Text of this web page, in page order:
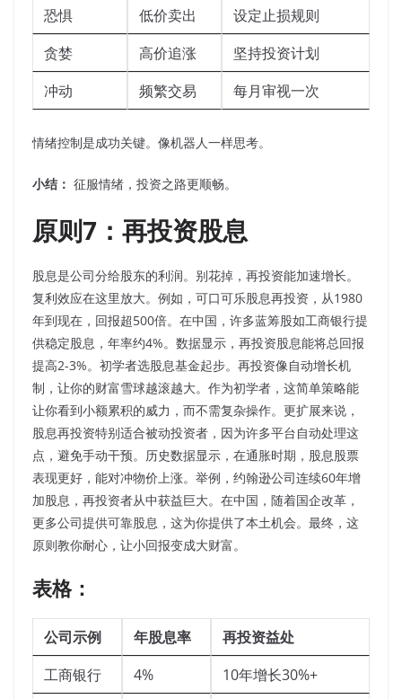
恐惧
低价卖出
设定止损规则
贪婪
高价追涨
坚持投资计划
冲动
频繁交易 每月审视一次
情绪控制是成功关键。像机器人一样思考。
小结： 征服情绪，投资之路更顺畅。
原则7：再投资股息
股息是公司分给股东的利润。别花掉，再投资能加速增长。
复利效应在这里放大。例如，可口可乐股息再投资，从1980
年到现在，回报超500倍。在中国，许多蓝筹股如工商银行提
供稳定股息，年率约4%。数据显示，再投资股息能将总回报
提高2-3%。初学者选股息基金起步。再投资像自动增长机
制，让你的财富雪球越滚越大。作为初学者，这简单策略能
让你看到小额累积的威力，而不需复杂操作。更扩展来说，
股息再投资特别适合被动投资者，因为许多平台自动处理这
点，避免手动干预。历史数据显示，在通胀时期，股息股票
表现更好，能对冲物价上涨。举例，约翰逊公司连续60年增
加股息，再投资者从中获益巨大。在中国，随着国企改革，
更多公司提供可靠股息，这为你提供了本土机会。最终，这
原则教你耐心，让小回报变成大财富。
表格：
公司示例 年股息率
再投资益处
工商银行
4% 10年增长30%+